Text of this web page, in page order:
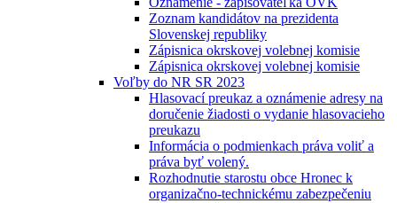
Zoznam kandidátov na prezidenta
Slovenskej republiky
Zápisnica okrskovej volebnej komisie
Zápisnica okrskovej volebnej komisie
Voľby do NR SR 2023
Hlasovací preukaz a oznámenie adresy na
doručenie žiadosti o vydanie hlasovacieho
preukazu
Informácia o podmienkach práva voliť a
práva byť volený.
Rozhodnutie starostu obce Hronec k
organizačno-technickému zabezpečeniu